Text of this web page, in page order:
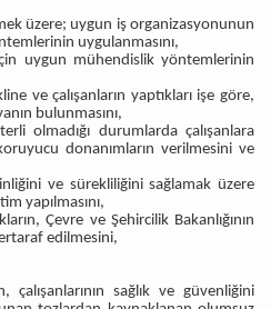
üzere; uygun iş organizasyonunun
uygulanmasını,
için uygun mühendislik yöntemlerinin
ve çalışanların yaptıkları işe göre,
bulunmasını,
olmadığı durumlarda çalışanlara
donanımların verilmesini ve
ve sürekliliğini sağlamak üzere
yapılmasını,
Çevre ve Şehircilik Bakanlığının
edilmesini,
sağlık ve güvenliğini